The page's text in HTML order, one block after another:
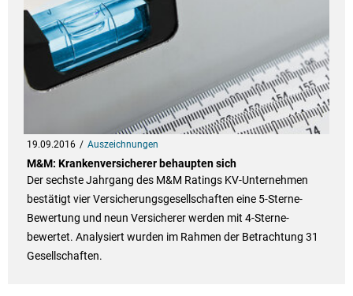
19.09.2016 Auszeichnungen
M&M: Krankenversicherer behaupten sich
Der sechste Jahrgang des M&M Ratings KV-Unternehmen
bestätigt vier Versicherungsgesellschaften eine 5-Sterne-
Bewertung und neun Versicherer werden mit 4-Sterne-
bewertet. Analysiert wurden im Rahmen der Betrachtung 31
Gesellschaften.